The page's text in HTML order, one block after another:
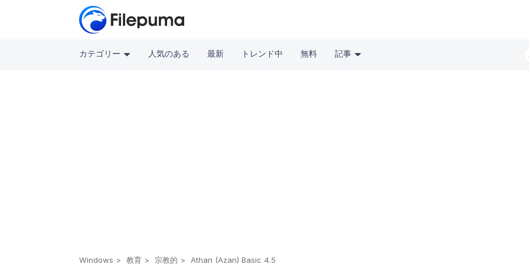
カテゴリー 人気のある 最新 トレンド中 無料 記事
Windows 教育 宗教的 Athan (Azan) Basic 4.5